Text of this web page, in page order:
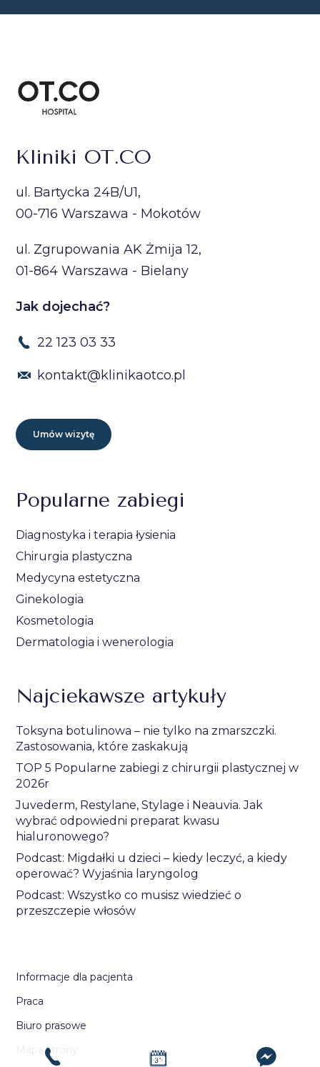
Kliniki OT.CO
ul. Bartycka 24B/U1,
00-716 Warszawa - Mokotów
ul. Zgrupowania AK Żmija 12,
01-864 Warszawa - Bielany
Jak dojechać?
22 123 03 33
kontakt@klinikaotco.pl
Umów wizytę
Popularne zabiegi
Diagnostyka i terapia łysienia
Chirurgia plastyczna
Medycyna estetyczna
Ginekologia
Kosmetologia
Dermatologia i wenerologia
Najciekawsze artykuły
Toksyna botulinowa – nie tylko na zmarszczki.
Zastosowania, które zaskakują
TOP 5 Popularne zabiegi z chirurgii plastycznej w
2026r
Juvederm, Restylane, Stylage i Neauvia. Jak
wybrać odpowiedni preparat kwasu
hialuronowego?
Podcast: Migdałki u dzieci – kiedy leczyć, a kiedy
operować? Wyjaśnia laryngolog
Podcast: Wszystko co musisz wiedzieć o
przeszczepie włosów
Informacje dla pacjenta
Praca
Biuro prasowe
Mapa strony